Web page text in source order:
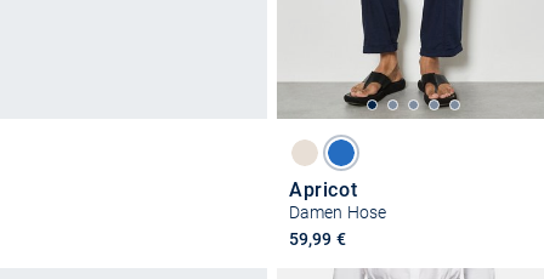
Apricot
Damen Hose
59,99 €